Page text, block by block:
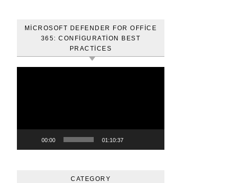
MICROSOFT DEFENDER FOR OFFICE
365: CONFIGURATION BEST
PRACTICES
00:00 01:10:37
CATEGORY